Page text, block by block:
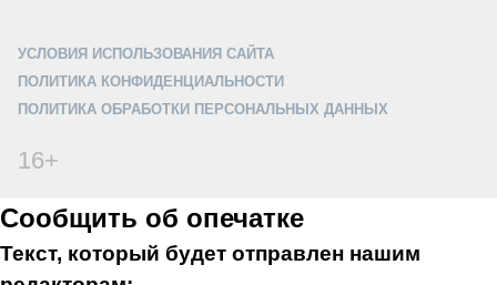
УСЛОВИЯ ИСПОЛЬЗОВАНИЯ САЙТА
ПОЛИТИКА КОНФИДЕНЦИАЛЬНОСТИ
ПОЛИТИКА ОБРАБОТКИ ПЕРСОНАЛЬНЫХ ДАННЫХ
16+
Сообщить об опечатке
Текст, который будет отправлен нашим